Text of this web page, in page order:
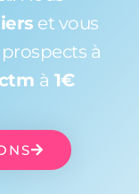
et vous
à
à 1€